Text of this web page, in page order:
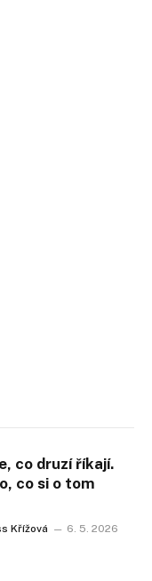
co druzí říkají.
co si o tom
Křížová 6. 5. 2026